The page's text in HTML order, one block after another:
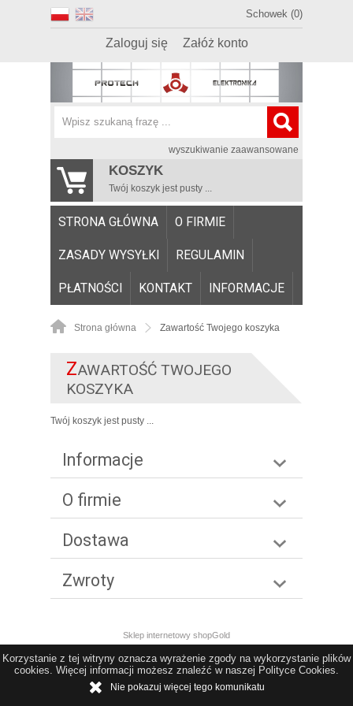
Schowek (0)
Zaloguj się Załóż konto
wyszukiwanie zaawansowane
KOSZYK
Twój koszyk jest pusty ...
STRONA GŁÓWNA O FIRMIE
ZASADY WYSYŁKI REGULAMIN
PŁATNOŚCI KONTAKT INFORMACJE
Strona główna Zawartość Twojego koszyka
ZAWARTOŚĆ TWOJEGO
KOSZYKA
Twój koszyk jest pusty ...
Informacje
O firmie
Dostawa
Zwroty
Sklep internetowy shopGold
Korzystanie z tej witryny oznacza wyrażenie zgody na wykorzystanie plików
cookies. Więcej informacji możesz znaleźć w naszej Polityce Cookies.
Nie pokazuj więcej tego komunikatu